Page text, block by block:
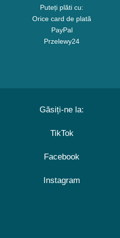
Puteți plăti cu:
Orice card de plată
PayPal
Przelewy24
Găsiți-ne la:
TikTok
Facebook
Instagram